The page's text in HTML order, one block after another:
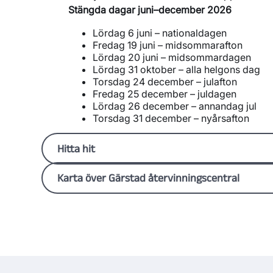
Stängda dagar juni–december 2026
Lördag 6 juni – nationaldagen
Fredag 19 juni – midsommarafton
Lördag 20 juni – midsommardagen
Lördag 31 oktober – alla helgons dag
Torsdag 24 december – julafton
Fredag 25 december – juldagen
Lördag 26 december – annandag jul
Torsdag 31 december – nyårsafton
Hitta hit
Gärstad Återvinningscentral
Återvinningsvägen 2
Karta över Gärstad återvinningscentral